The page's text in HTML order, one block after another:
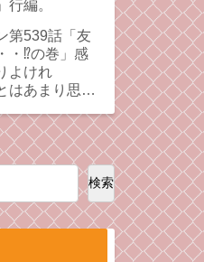
行編。
第539話「友
・⁉︎の巻」感
よけれ
はあまり思え
検索